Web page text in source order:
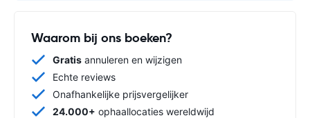
Waarom bij ons boeken?
Gratis annuleren en wijzigen
Echte reviews
Onafhankelijke prijsvergelijker
24.000+ ophaallocaties wereldwijd